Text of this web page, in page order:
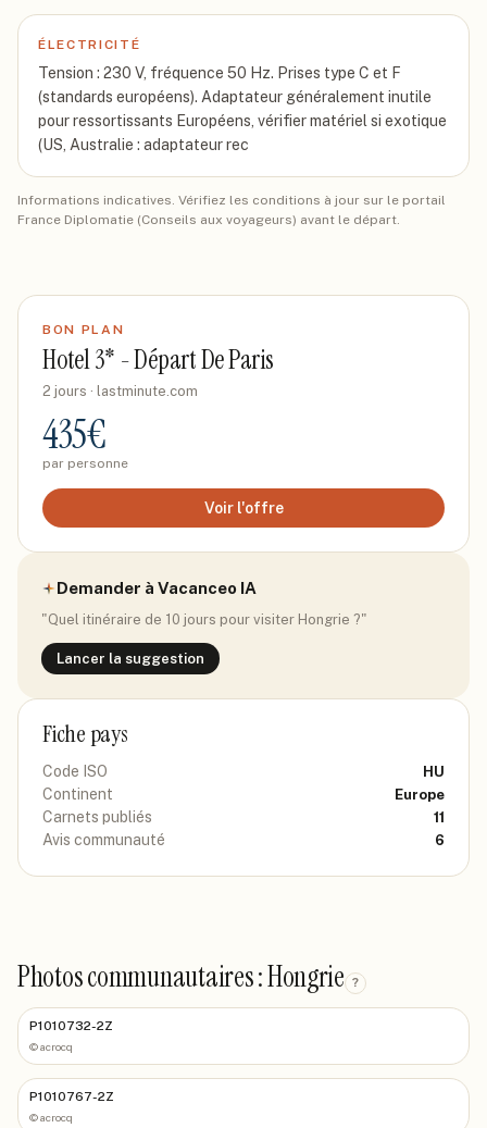
ÉLECTRICITÉ
Tension : 230 V, fréquence 50 Hz. Prises type C et F
(standards européens). Adaptateur généralement inutile
pour ressortissants Européens, vérifier matériel si exotique
(US, Australie : adaptateur rec
Informations indicatives. Vérifiez les conditions à jour sur le portail
France Diplomatie (Conseils aux voyageurs) avant le départ.
BON PLAN
Hotel 3* - Départ De Paris
2 jours · lastminute.com
435€
par personne
Voir l'offre
Demander à Vacanceo IA
"Quel itinéraire de 10 jours pour visiter Hongrie ?"
Lancer la suggestion
Fiche pays
Code ISO HU
Continent Europe
Carnets publiés 11
Avis communauté 6
Photos communautaires : Hongrie ?
P1010732-2Z
©acrocq
P1010767-2Z
©acrocq